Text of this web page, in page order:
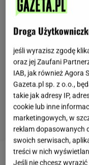
Droga
jeśli wyrazisz zgodę
oraz jej Zaufani
IAB, jak również Agora
Gazeta.pl sp. z o.o.,
takie jak adresy IP,
cookie lub inne
marketingowych, w
reklam dopasowanych
swoich serwisach,
treści w nich
Jeśli nie chcesz